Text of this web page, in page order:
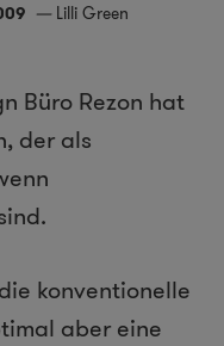
Lilli Green
Büro Rezon hat
der als
konventionelle
aber eine